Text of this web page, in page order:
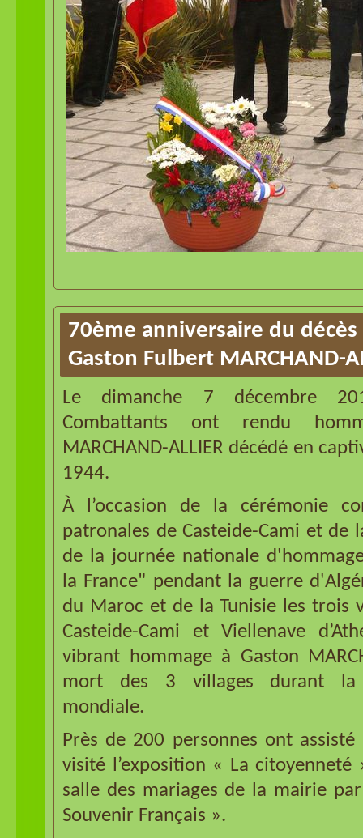
70ème anniversaire du
Gaston Fulbert MARCHAND-
Le dimanche 7 décembre
Combattants ont rendu
MARCHAND-ALLIER décédé en
1944.
À l’occasion de la cérémonie
patronales de Casteide-Cami et de
de la journée nationale
la France" pendant la guerre
du Maroc et de la Tunisie les trois
Casteide-Cami et Viellenave
vibrant hommage à Gaston
mort des 3 villages durant la
mondiale.
Près de 200 personnes ont
visité l’exposition « La citoyenneté
salle des mariages de la mairie par
Souvenir Français ».